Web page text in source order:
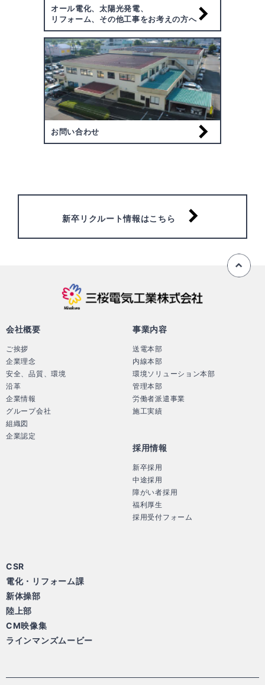
オール電化、太陽光発電、
リフォーム、その他工事をお考えの方へ
お問い合わせ
新卒リクルート情報はこちら
会社概要
ご挨拶
企業理念
安全、品質、環境
沿革
企業情報
グループ会社
組織図
企業認定
事業内容
送電本部
内線本部
環境ソリューション本部
管理本部
労働者派遣事業
施工実績
採用情報
新卒採用
中途採用
障がい者採用
福利厚生
採用受付フォーム
CSR
電化・リフォーム課
新体操部
陸上部
CM映像集
ラインマンズムービー